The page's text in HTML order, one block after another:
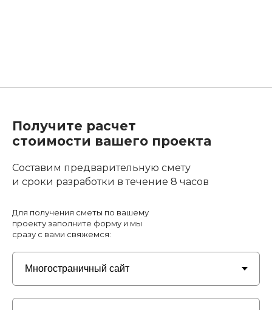
Получите расчет
стоимости вашего проекта
Составим предварительную смету
и сроки разработки в течение 8 часов
Для получения сметы по вашему
проекту заполните форму и мы
сразу с вами свяжемся: